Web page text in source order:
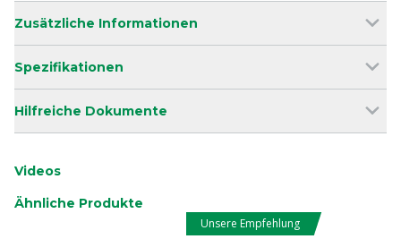
Zusätzliche Informationen
Spezifikationen
Hilfreiche Dokumente
Videos
Ähnliche Produkte
Unsere Empfehlung